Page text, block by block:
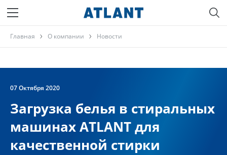
Главная О компании Новости
07 Октября 2020
Загрузка белья в стиральных
машинах ATLANT для
качественной стирки